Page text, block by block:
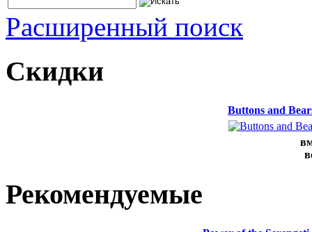
Расширенный поиск
Скидки
Buttons and
Рекомендуемые